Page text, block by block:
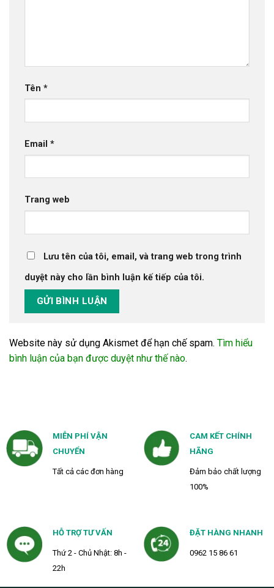
Tên *
Email *
Trang web
Lưu tên của tôi, email, và trang web trong trình
duyệt này cho lần bình luận kế tiếp của tôi.
Website này sử dụng Akismet để hạn chế spam. Tìm hiểu
bình luận của bạn được duyệt như thế nào.
MIỄN PHÍ VẬN
CHUYỂN
Tất cả các đơn hàng
CAM KẾT CHÍNH
HÃNG
Đảm bảo chất lượng
100%
HỖ TRỢ TƯ VẤN
Thứ 2 - Chủ Nhật: 8h -
22h
ĐẶT HÀNG NHANH
0962 15 86 61